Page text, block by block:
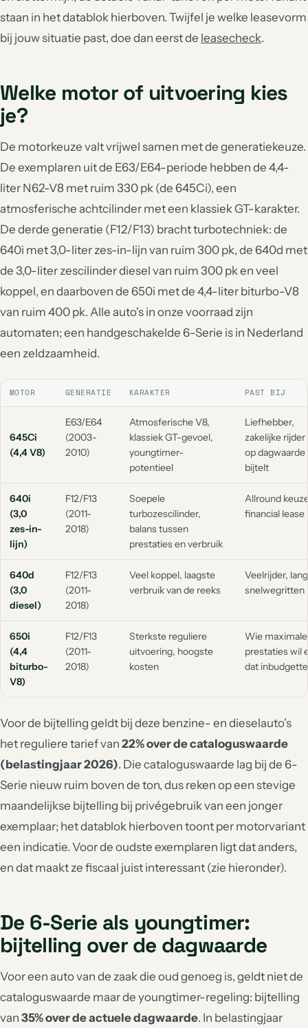
staan in het datablok hierboven. Twijfel je welke leasevorm
bij jouw situatie past, doe dan eerst de leasecheck.
Welke motor of uitvoering kies
je?
De motorkeuze valt vrijwel samen met de generatiekeuze.
De exemplaren uit de E63/E64-periode hebben de 4,4-
liter N62-V8 met ruim 330 pk (de 645Ci), een
atmosferische achtcilinder met een klassiek GT-karakter.
De derde generatie (F12/F13) bracht turbotechniek: de
640i met 3,0-liter zes-in-lijn van ruim 300 pk, de 640d met
de 3,0-liter zescilinder diesel van ruim 300 pk en veel
koppel, en daarboven de 650i met de 4,4-liter biturbo-V8
van ruim 400 pk. Alle auto's in onze voorraad zijn
automaten; een handgeschakelde 6-Serie is in Nederland
een zeldzaamheid.
MOTOR GENERATIE KARAKTER PAST BIJ
645Ci
(4,4 V8)
E63/E64
(2003-
2010)
Atmosferische V8,
klassiek GT-gevoel,
youngtimer-
potentieel
Liefhebber,
zakelijke rijder
op dagwaarde
bijtelt
640i
(3,0
zes-in-
lijn)
F12/F13
(2011-
2018)
Soepele
turbozescilinder,
balans tussen
prestaties en verbruik
Allround
financial lease
640d
(3,0
diesel)
F12/F13
(2011-
2018)
Veel koppel, laagste
verbruik van de reeks
Veelrijder,
snelwegritten
650i
(4,4
biturbo-
V8)
F12/F13
(2011-
2018)
Sterkste reguliere
uitvoering, hoogste
kosten
Wie maximale
prestaties wil
dat
Voor de bijtelling geldt bij deze benzine- en dieselauto's
het reguliere tarief van 22% over de cataloguswaarde
(belastingjaar 2026). Die cataloguswaarde lag bij de 6-
Serie nieuw ruim boven de ton, dus reken op een stevige
maandelijkse bijtelling bij privégebruik van een jonger
exemplaar; het datablok hierboven toont per motorvariant
een indicatie. Voor de oudste exemplaren ligt dat anders,
en dat maakt ze fiscaal juist interessant (zie hieronder).
De 6-Serie als youngtimer:
bijtelling over de dagwaarde
Voor een auto van de zaak die oud genoeg is, geldt niet de
cataloguswaarde maar de youngtimer-regeling: bijtelling
van 35% over de actuele dagwaarde. In belastingjaar